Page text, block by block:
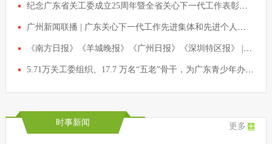
纪念广东省关工委成立25周年暨全省关心下一代工作表彰会议召开 黄坤明会见受表彰代表
5.71万关工委组织、17.7 万名“五老”骨干，为广东青少年办实事！
时事新闻 更多